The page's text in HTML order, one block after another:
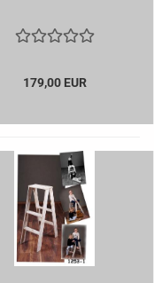
179,00 EUR